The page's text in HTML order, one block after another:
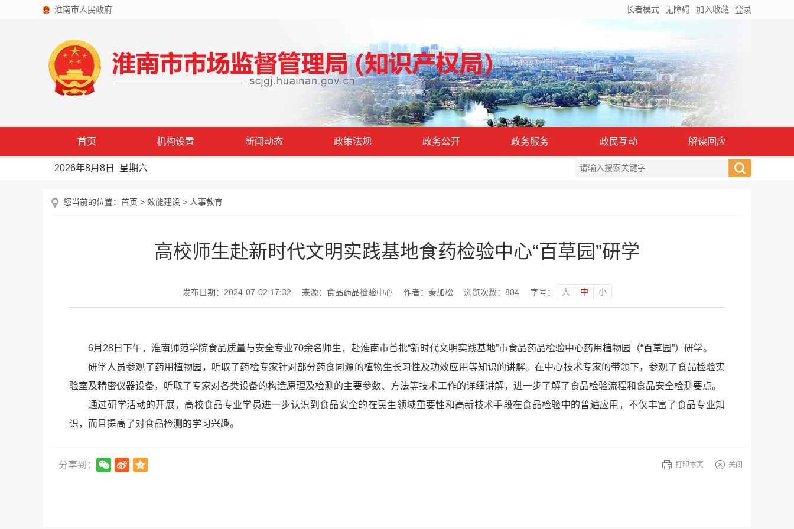
淮南市人民政府 长者模式 无障碍 加入收藏 登录
首页 机构设置 新闻动态 政策法规 政务公开 政务服务 政民互动 解读回应
2026年8月8日 星期六
您当前的位置： 首页 > 效能建设 > 人事教育
高校师生赴新时代文明实践基地食药检验中心“百草园”研学
发布日期：2024-07-02 17:32 来源：食品药品检验中心 作者：秦加松 浏览次数： 804 字号： 大 中 小
6月28日下午，淮南师范学院食品质量与安全专业70余名师生，赴淮南市首批“新时代文明实践基地”市食品药品检验中心药用植物园（“百草园”）研学。
研学人员参观了药用植物园，听取了药检专家针对部分药食同源的植物生长习性及功效应用等知识的讲解。在中心技术专家的带领下，参观了食品检验实
验室及精密仪器设备，听取了专家对各类设备的构造原理及检测的主要参数、方法等技术工作的详细讲解，进一步了解了食品检验流程和食品安全检测要点。
通过研学活动的开展，高校食品专业学员进一步认识到食品安全的在民生领域重要性和高新技术手段在食品检验中的普遍应用，不仅丰富了食品专业知
识，而且提高了对食品检测的学习兴趣。
分享到： 打印本页 关闭